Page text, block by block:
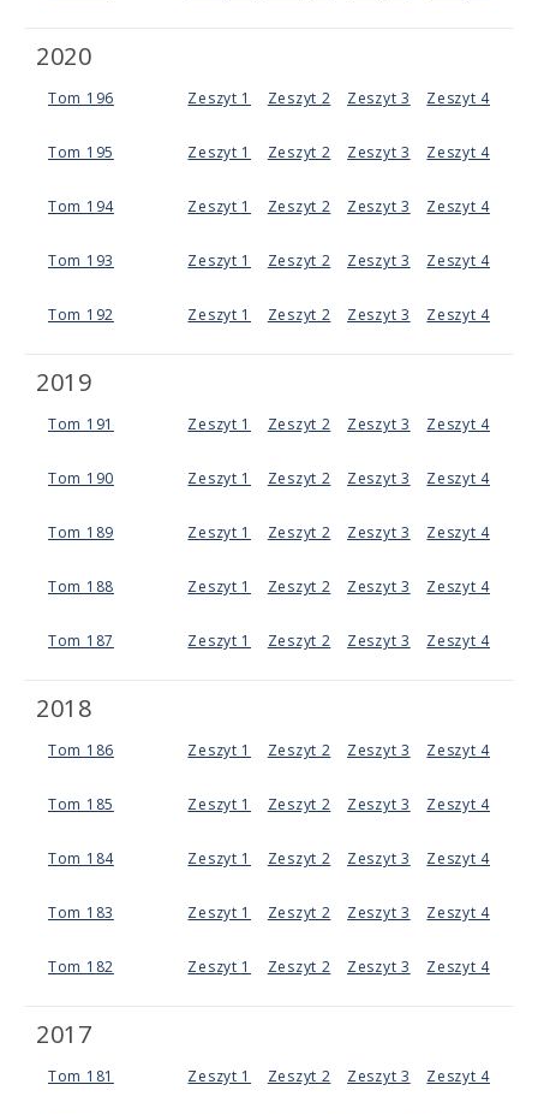
2020
Tom 196 Zeszyt 1 Zeszyt 2 Zeszyt 3 Zeszyt 4
Tom 195 Zeszyt 1 Zeszyt 2 Zeszyt 3 Zeszyt 4
Tom 194 Zeszyt 1 Zeszyt 2 Zeszyt 3 Zeszyt 4
Tom 193 Zeszyt 1 Zeszyt 2 Zeszyt 3 Zeszyt 4
Tom 192 Zeszyt 1 Zeszyt 2 Zeszyt 3 Zeszyt 4
2019
Tom 191 Zeszyt 1 Zeszyt 2 Zeszyt 3 Zeszyt 4
Tom 190 Zeszyt 1 Zeszyt 2 Zeszyt 3 Zeszyt 4
Tom 189 Zeszyt 1 Zeszyt 2 Zeszyt 3 Zeszyt 4
Tom 188 Zeszyt 1 Zeszyt 2 Zeszyt 3 Zeszyt 4
Tom 187 Zeszyt 1 Zeszyt 2 Zeszyt 3 Zeszyt 4
2018
Tom 186 Zeszyt 1 Zeszyt 2 Zeszyt 3 Zeszyt 4
Tom 185 Zeszyt 1 Zeszyt 2 Zeszyt 3 Zeszyt 4
Tom 184 Zeszyt 1 Zeszyt 2 Zeszyt 3 Zeszyt 4
Tom 183 Zeszyt 1 Zeszyt 2 Zeszyt 3 Zeszyt 4
Tom 182 Zeszyt 1 Zeszyt 2 Zeszyt 3 Zeszyt 4
2017
Tom 181 Zeszyt 1 Zeszyt 2 Zeszyt 3 Zeszyt 4